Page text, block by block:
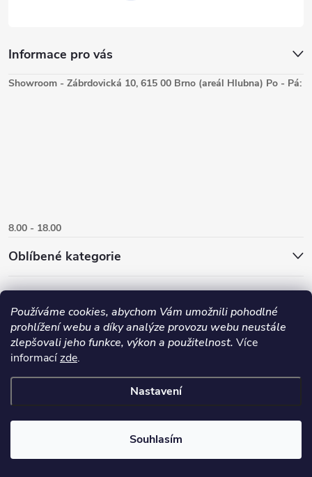
Používáme cookies, abychom Vám umožnili pohodlné
prohlížení webu a díky analýze provozu webu neustále
zlepšovali jeho funkce, výkon a použitelnost. Více
informacízde.
Nastavení
Souhlasím
Informace pro vás
Showroom - Zábrdovická 10, 615 00 Brno (areál Hlubna) Po - Pá:
8.00 - 18.00
Oblíbené kategorie
Copyright 2026
cookies